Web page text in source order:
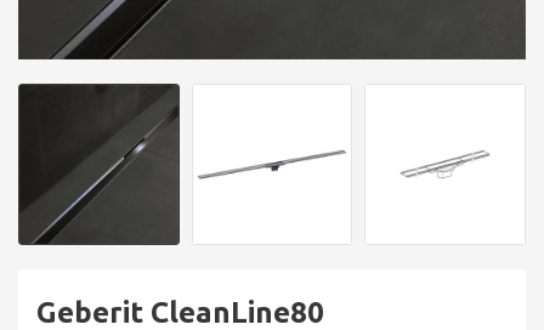
Geberit CleanLine80